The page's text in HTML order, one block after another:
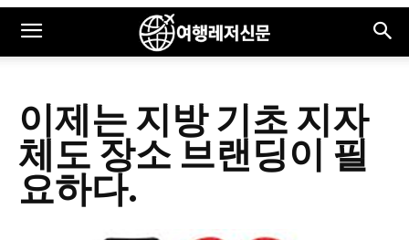
이제는 지방 기초 지자
체도 장소 브랜딩이 필
요하다.